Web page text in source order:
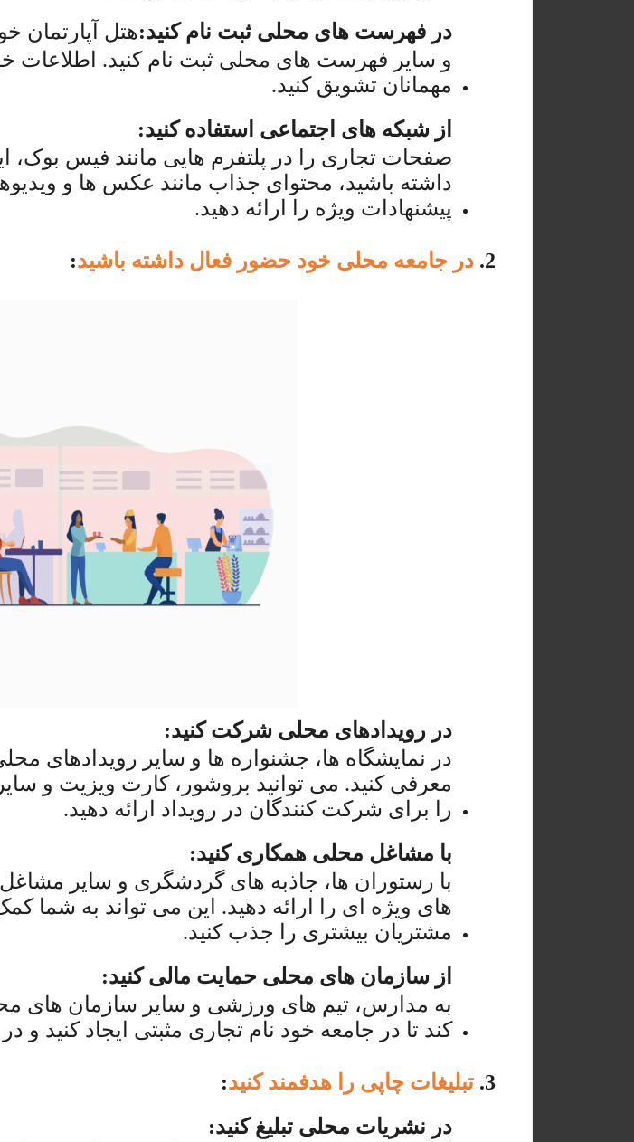
در فهرست های محلی ثبت نام کنید:هتل آپارتمان
و سایر فهرست های محلی ثبت نام کنید. اطلاعات
مهمانان تشویق کنید.
از شبکه های اجتماعی استفاده کنید:
صفحات تجاری را در پلتفرم هایی مانند فیس بوک،
داشته باشید، محتوای جذاب مانند عکس ها و
پیشنهادات ویژه را ارائه دهید.
2. در جامعه محلی خود حضور فعال داشته باشید:
در رویدادهای محلی شرکت کنید:
در نمایشگاه ها، جشنواره ها و سایر رویدادهای
معرفی کنید. می توانید بروشور، کارت ویزیت و سایر
را برای شرکت کنندگان در رویداد ارائه دهید.
با مشاغل محلی همکاری کنید:
با رستوران ها، جاذبه های گردشگری و سایر
های ویژه ای را ارائه دهید. این می تواند به شما
مشتریان بیشتری را جذب کنید.
از سازمان های محلی حمایت مالی کنید:
به مدارس، تیم های ورزشی و سایر سازمان های
کند تا در جامعه خود نام تجاری مثبتی ایجاد کنید و
3. تبلیغات چاپی را هدفمند کنید:
در نشریات محلی تبلیغ کنید: